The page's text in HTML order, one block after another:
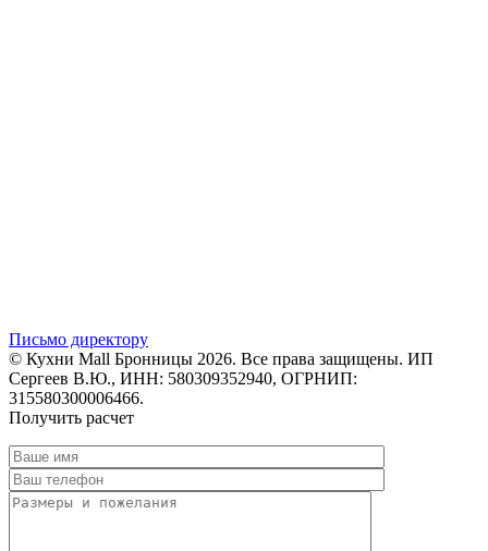
Письмо директору
© Кухни Mall Бронницы 2026. Все права защищены. ИП
Сергеев В.Ю., ИНН: 580309352940, ОГРНИП:
315580300006466.
Получить расчет